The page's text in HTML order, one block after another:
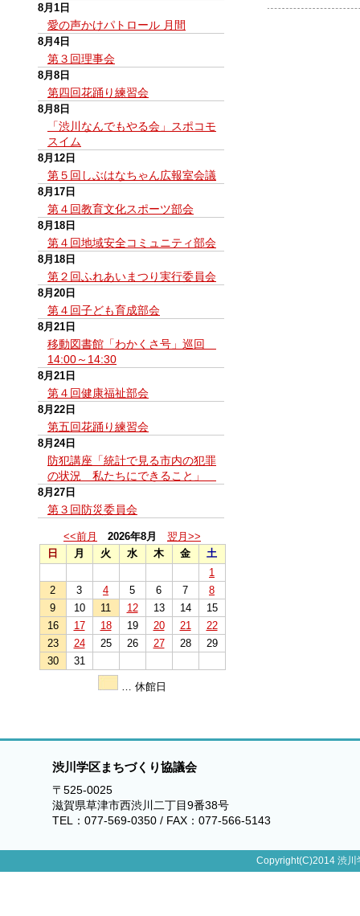
8月1日
愛の声かけパトロール 月間
8月4日
第３回理事会
8月8日
第四回花踊り練習会
8月8日
「渋川なんでもやる会」スポコモ
スイム
8月12日
第５回しぶはなちゃん広報室会議
8月17日
第４回教育文化スポーツ部会
8月18日
第４回地域安全コミュニティ部会
8月18日
第２回ふれあいまつり実行委員会
8月20日
第４回子ども育成部会
8月21日
移動図書館「わかくさ号」巡回
14:00～14:30
8月21日
第４回健康福祉部会
8月22日
第五回花踊り練習会
8月24日
防犯講座「統計で見る市内の犯罪
の状況 私たちにできること」
8月27日
第３回防災委員会
<<前月 2026年8月
翌月>>
日
月 火 水 木 金
土
1
2
3 4 5 6 7
8
9
10 11 12 13 14
15
16
17 18 19 20 21
22
23
24 25 26 27 28
29
30
31
… 休館日
渋川学区まちづくり協議会
〒525-0025
滋賀県草津市西渋川二丁目9番38号
TEL：077-569-0350 / FAX：077-566-5143
Copyright(C)2014 渋川